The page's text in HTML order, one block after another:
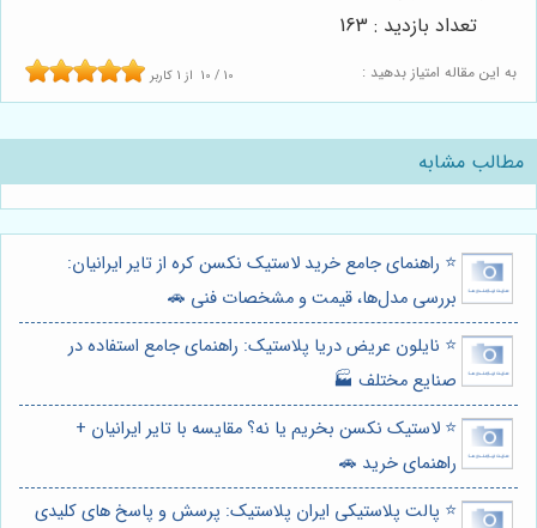
به این مقاله امتیاز بدهید : 10 / 10 از 1 کاربر
تعداد بازدید : 163
مطالب مشابه
⭐️ راهنمای جامع خرید لاستیک نکسن کره از تایر ایرانیان:
بررسی مدل‌ها، قیمت و مشخصات فنی 🚗
⭐️ نایلون عریض دریا پلاستیک: راهنمای جامع استفاده در
صنایع مختلف 🏭
⭐️ لاستیک نکسن بخریم یا نه؟ مقایسه با تایر ایرانیان +
راهنمای خرید 🚗
⭐️ پالت پلاستیکی ایران پلاستیک: پرسش و پاسخ های کلیدی